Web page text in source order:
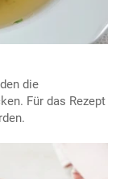
die
Für das Rezept